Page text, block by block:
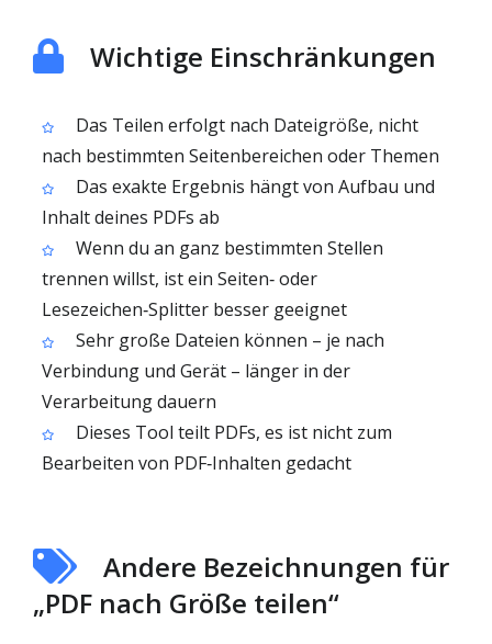
Wichtige Einschränkungen
Das Teilen erfolgt nach Dateigröße, nicht
nach bestimmten Seitenbereichen oder Themen
Das exakte Ergebnis hängt von Aufbau und
Inhalt deines PDFs ab
Wenn du an ganz bestimmten Stellen
trennen willst, ist ein Seiten‑ oder
Lesezeichen‑Splitter besser geeignet
Sehr große Dateien können – je nach
Verbindung und Gerät – länger in der
Verarbeitung dauern
Dieses Tool teilt PDFs, es ist nicht zum
Bearbeiten von PDF‑Inhalten gedacht
Andere Bezeichnungen für
„PDF nach Größe teilen“